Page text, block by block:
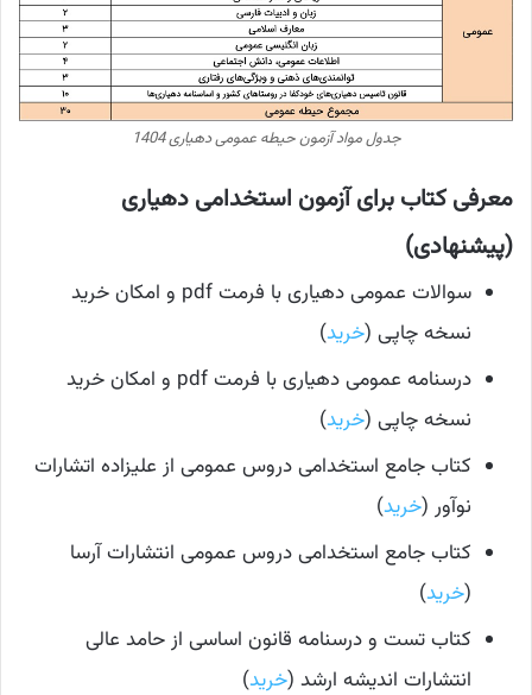
جدول مواد آزمون حیطه عمومی دهیاری 1404
معرفی کتاب برای آزمون استخدامی دهیاری
(پیشنهادی)
سوالات عمومی دهیاری با فرمت pdf و امکان خرید
نسخه چاپی (خرید)
درسنامه عمومی دهیاری با فرمت pdf و امکان خرید
نسخه چاپی (خرید)
کتاب جامع استخدامی دروس عمومی از علیزاده اتشارات
نوآور (خرید)
کتاب جامع استخدامی دروس عمومی انتشارات آرسا
(خرید)
کتاب تست و درسنامه قانون اساسی از حامد عالی
انتشارات اندیشه ارشد (خرید)